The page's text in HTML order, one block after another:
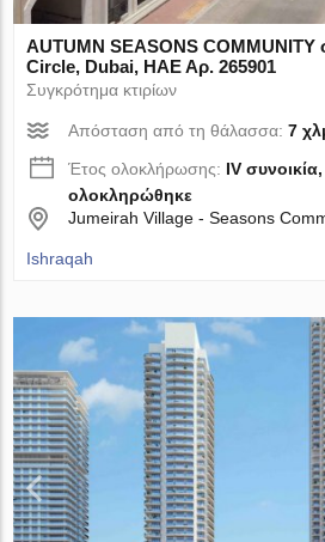
AUTUMN SEASONS COMMUNITY
Circle, Dubai, ΗΑΕ Αρ. 265901
Συγκρότημα κτιρίων
Απόσταση από τη θάλασσα:7
Έτος ολοκλήρωσης: IV
ολοκληρώθηκε
Jumeirah Village - Seasons
Ishraqah